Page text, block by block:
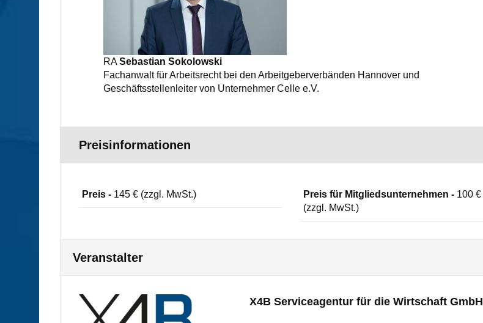
RASebastian Sokolowski
Fachanwalt für Arbeitsrecht bei den Arbeitgeberverbänden Hannover und
Geschäftsstellenleiter von Unternehmer Celle e.V.
Preisinformationen
Preis - 145 € (zzgl. MwSt.) Preis für Mitgliedsunternehmen - 100 €
(zzgl. MwSt.)
Veranstalter
X4B Serviceagentur für die Wirtschaft GmbH